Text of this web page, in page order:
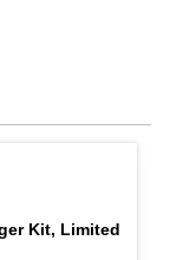
Kit, Limited